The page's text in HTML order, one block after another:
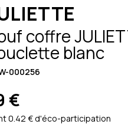
Matières
Canapé en tissu
coffre
blanc
000256
€
0.42 € d'éco-participation